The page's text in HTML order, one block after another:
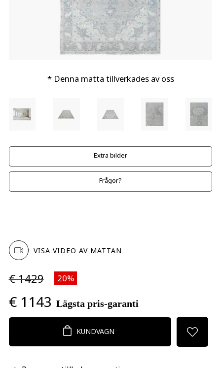
* Denna matta tillverkades av oss
Extra bilder
Frågor?
VISA VIDEO AV MATTAN
€ 1429 20%
€ 1143 Lägsta pris-garanti
KUNDVAGN